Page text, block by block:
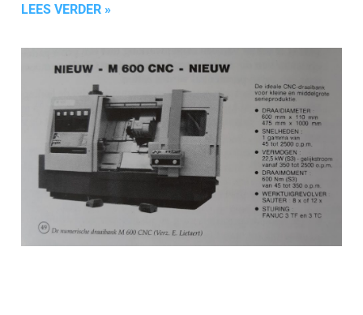
LEES VERDER »